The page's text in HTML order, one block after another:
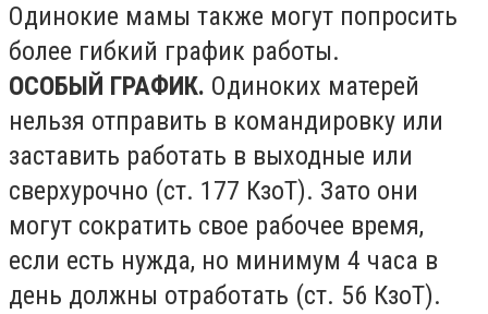
Одинокие мамы также могут попросить
более гибкий график работы.
ОСОБЫЙ ГРАФИК. Одиноких матерей
нельзя отправить в командировку или
заставить работать в выходные или
сверхурочно (ст. 177 КзоТ). Зато они
могут сократить свое рабочее время,
если есть нужда, но минимум 4 часа в
день должны отработать (ст. 56 КзоТ).